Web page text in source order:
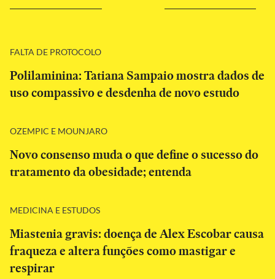
FALTA DE PROTOCOLO
Polilaminina: Tatiana Sampaio mostra dados de
uso compassivo e desdenha de novo estudo
OZEMPIC E MOUNJARO
Novo consenso muda o que define o sucesso do
tratamento da obesidade; entenda
MEDICINA E ESTUDOS
Miastenia gravis: doença de Alex Escobar causa
fraqueza e altera funções como mastigar e
respirar